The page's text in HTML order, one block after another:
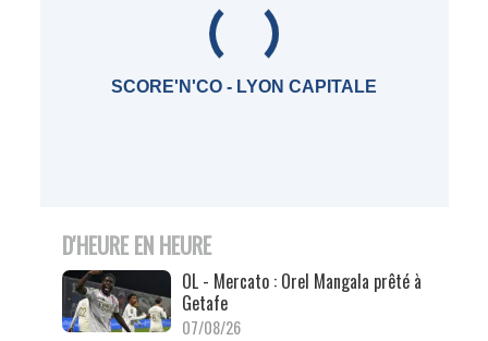
SCORE'N'CO - LYON CAPITALE
D'HEURE EN HEURE
OL - Mercato : Orel Mangala prêté à
Getafe
07/08/26